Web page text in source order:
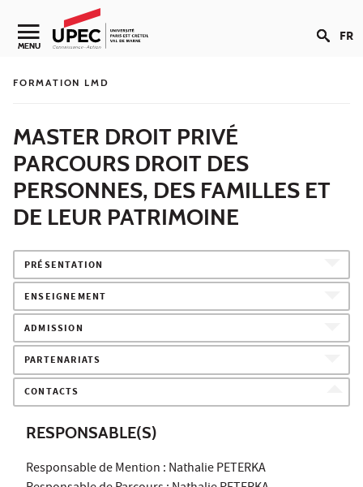
Aller au contenu
Navigation secondaire
MENU FR
FORMATION LMD
MASTER DROIT PRIVÉ
PARCOURS DROIT DES
PERSONNES, DES FAMILLES ET
DE LEUR PATRIMOINE
PRÉSENTATION
ENSEIGNEMENT
ADMISSION
PARTENARIATS
CONTACTS
RESPONSABLE(S)
Responsable de Mention : Nathalie PETERKA